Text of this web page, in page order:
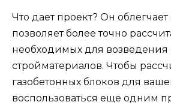
Что дает проект? Он облегчает
позволяет более точно
необходимых для возведения
стройматериалов. Чтобы
газобетонных блоков для
воспользоваться еще одним